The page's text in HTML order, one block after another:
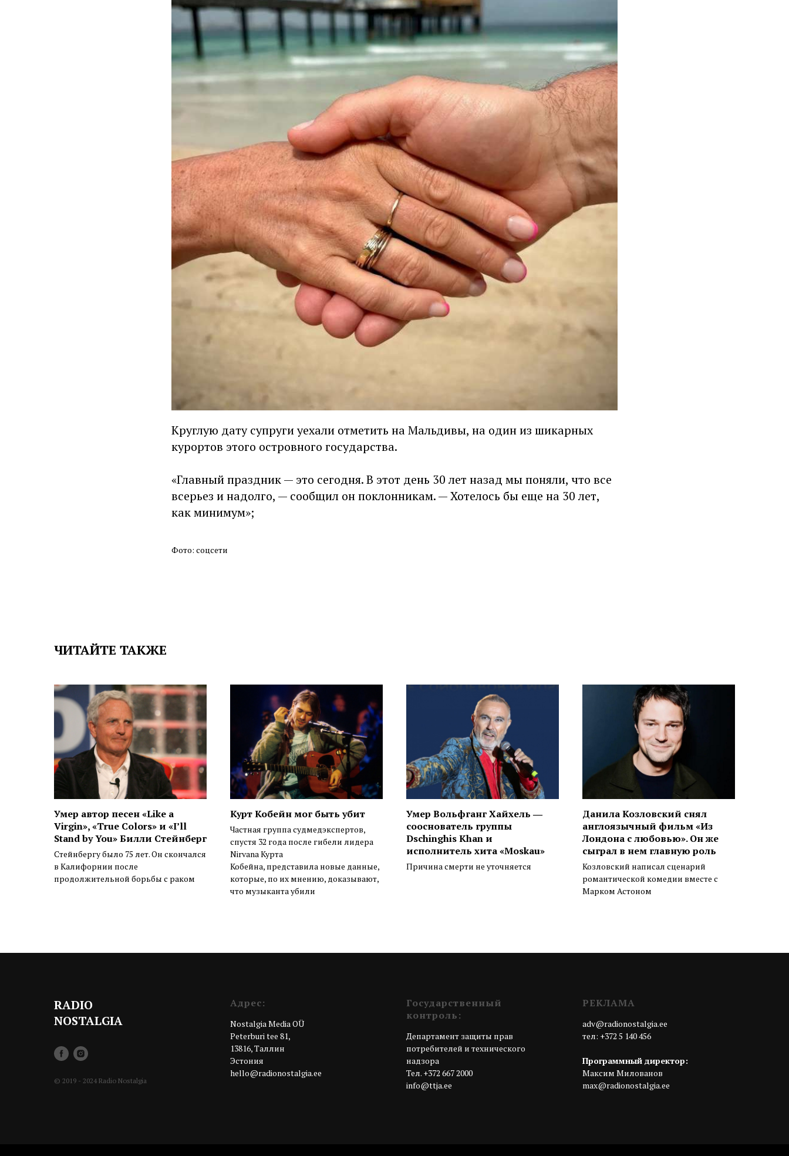
Круглую дату супруги уехали отметить на Мальдивы, на один из шикарных
курортов этого островного государства.
«Главный праздник — это сегодня. В этот день 30 лет назад мы поняли, что все
всерьез и надолго, — сообщил он поклонникам. — Хотелось бы еще на 30 лет,
как минимум»;
Фото: соцсети
ЧИТАЙТЕ ТАКЖЕ
Умер автор песен «Like a
Virgin», «True Colors» и «I’ll
Stand by You» Билли Стейнберг
Стейнбергу было 75 лет. Он скончался
в Калифорнии после
продолжительной борьбы с раком
Курт Кобейн мог быть убит
Частная группа судмедэкспертов,
спустя 32 года после гибели лидера
Nirvana Курта
Кобейна, представила новые данные,
которые, по их мнению, доказывают,
что музыканта убили
Умер Вольфганг Хайхель ―
сооснователь группы
Dschinghis Khan и
исполнитель хита «Moskau»
Причина смерти не уточняется
Данила Козловский снял
англоязычный фильм «Из
Лондона с любовью». Он же
сыграл в нем главную роль
Козловский написал сценарий
романтической комедии вместе с
Марком Астоном
RADIO
NOSTALGIA
© 2019 - 2024 Radio Nostalgia
Адрес:
Nostalgia Media OÜ
Peterburi tee 81,
13816, Таллин
Эстония
hello@radionostalgia.ee
Государственный
контроль:
Департамент защиты прав
потребителей и технического
надзора
Teл. +372 667 2000
info@ttja.ee
РЕКЛАМА
adv@radionostalgia.ee
тел: +372 5 140 456
Программный директор:
Максим Милованов
max@radionostalgia.ee